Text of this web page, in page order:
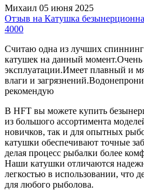
Михаил 05 июня 2025
Отзыв на Катушка
4000
Считаю одна из лучших
катушек на данный момент.Очень
эксплуатации.Имеет плавный и
влаги и
рекомендую
В HFT вы можете купить
из большого ассортимента
новичков, так и для опытных
катушки обеспечивают точные
делая процесс рыбалки более
Наши катушки отличаются
легкостью в использовании, что
для любого рыболова.